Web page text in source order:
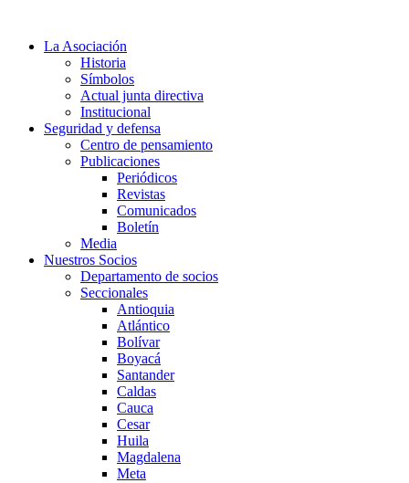
contenidoLa Asociación
Historia
Símbolos
Actual junta directiva
Institucional
Seguridad y defensa
Centro de pensamiento
Publicaciones
Periódicos
Revistas
Comunicados
Boletín
Media
Nuestros Socios
Departamento de socios
Seccionales
Antioquia
Atlántico
Bolívar
Boyacá
Santander
Caldas
Cauca
Cesar
Huila
Magdalena
Meta